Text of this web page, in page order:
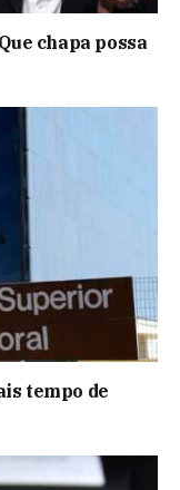
chapa possa
tempo de